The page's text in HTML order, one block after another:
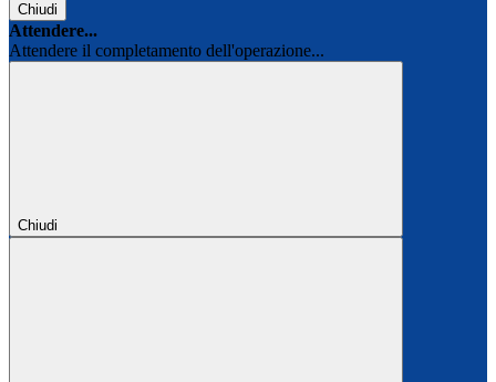
Chiudi
Attendere...
Attendere il completamento dell'operazione...
Chiudi